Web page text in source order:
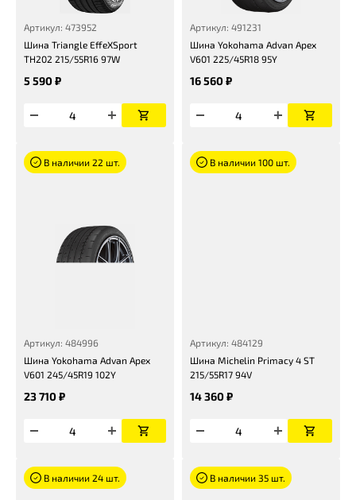
Артикул: 473952
Шина Triangle EffeXSport
TH202 215/55R16 97W
5 590 ₽
Артикул: 491231
Шина Yokohama Advan Apex
V601 225/45R18 95Y
16 560 ₽
В наличии 22 шт.
Артикул: 484996
Шина Yokohama Advan Apex
V601 245/45R19 102Y
23 710 ₽
В наличии 100 шт.
Артикул: 484129
Шина Michelin Primacy 4 ST
215/55R17 94V
14 360 ₽
В наличии 24 шт. В наличии 35 шт.